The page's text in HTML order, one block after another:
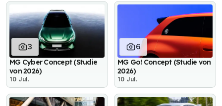
3
MG Cyber Concept (Studie
von 2026)
10 Jul.
6
MG Go! Concept (Studie von
2026)
10 Jul.